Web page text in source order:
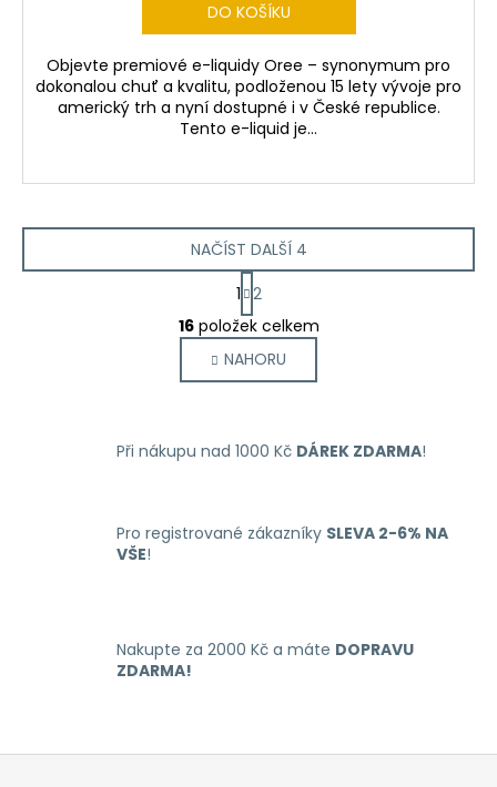
DO KOŠÍKU
Objevte premiové e-liquidy Oree – synonymum pro
dokonalou chuť a kvalitu, podloženou 15 lety vývoje pro
americký trh a nyní dostupné i v České republice.
Tento e-liquid je...
O
v
l
á
a
c
r
ý
u
NAČÍST DALŠÍ 4
S
t
r
á
n
k
á
1 2
16položek celkem
NAHORU
Při nákupu nad 1000 Kč DÁREK ZDARMA!
Pro registrované zákazníky SLEVA 2-6% NA
VŠE!
Nakupte za 2000 Kč a máte DOPRAVU
ZDARMA!
Z